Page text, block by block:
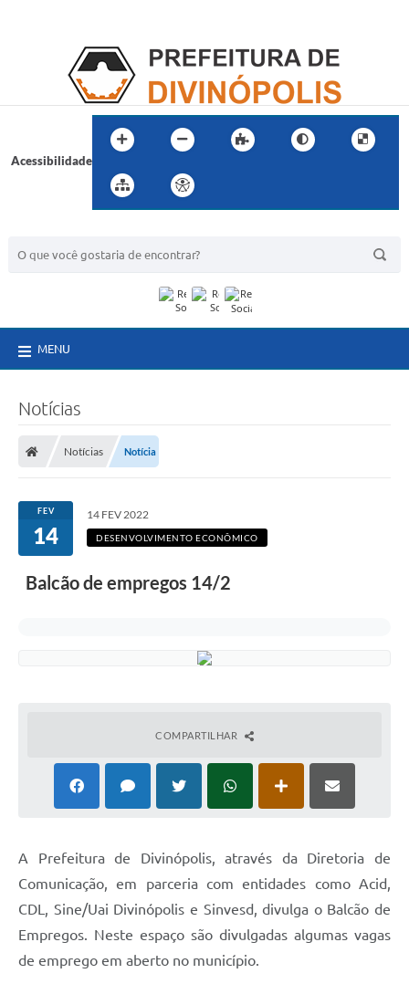
Acessibilidade
MENU
Notícias
Notícias Notícia
FEV
14
14 FEV 2022
DESENVOLVIMENTO ECONÔMICO
Balcão de empregos 14/2
COMPARTILHAR
A Prefeitura de Divinópolis, através da Diretoria de
Comunicação, em parceria com entidades como Acid,
CDL, Sine/Uai Divinópolis e Sinvesd, divulga o Balcão de
Empregos. Neste espaço são divulgadas algumas vagas
de emprego em aberto no município.